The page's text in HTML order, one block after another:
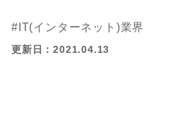
IT(インターネット)業界
更新日：2021.04.13